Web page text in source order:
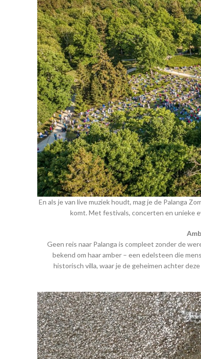
En als je van live muziek houdt, mag je de Palanga
komt. Met festivals, concerten en unieke
Geen reis naar Palanga is compleet zonder de
bekend om haar amber – een edelsteen die
historisch villa, waar je de geheimen achter